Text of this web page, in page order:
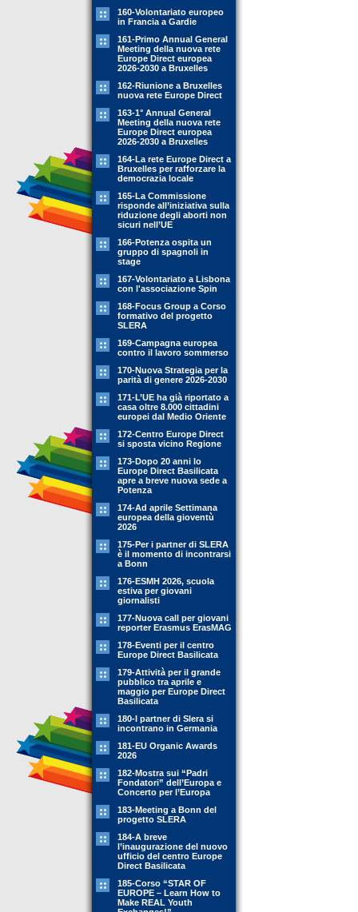
160-Volontariato europeo
in Francia a Gardie
161-Primo Annual General
Meeting della nuova rete
Europe Direct europea
2026-2030 a Bruxelles
162-Riunione a Bruxelles
nuova rete Europe Direct
163-1° Annual General
Meeting della nuova rete
Europe Direct europea
2026-2030 a Bruxelles
164-La rete Europe Direct a
Bruxelles per rafforzare la
democrazia locale
165-La Commissione
risponde all’iniziativa sulla
riduzione degli aborti non
sicuri nell’UE
166-Potenza ospita un
gruppo di spagnoli in
stage
167-Volontariato a Lisbona
con l'associazione Spin
168-Focus Group a Corso
formativo del progetto
SLERA
169-Campagna europea
contro il lavoro sommerso
170-Nuova Strategia per la
parità di genere 2026-2030
171-L’UE ha già riportato a
casa oltre 8.000 cittadini
europei dal Medio Oriente
172-Centro Europe Direct
si sposta vicino Regione
173-Dopo 20 anni lo
Europe Direct Basilicata
apre a breve nuova sede a
Potenza
174-Ad aprile Settimana
europea della gioventù
2026
175-Per i partner di SLERA
è il momento di incontrarsi
a Bonn
176-ESMH 2026, scuola
estiva per giovani
giornalisti
177-Nuova call per giovani
reporter Erasmus ErasMAG
178-Eventi per il centro
Europe Direct Basilicata
179-Attività per il grande
pubblico tra aprile e
maggio per Europe Direct
Basilicata
180-I partner di Slera si
incontrano in Germania
181-EU Organic Awards
2026
182-Mostra sui “Padri
Fondatori” dell’Europa e
Concerto per l’Europa
183-Meeting a Bonn del
progetto SLERA
184-A breve
l’inaugurazione del nuovo
ufficio del centro Europe
Direct Basilicata
185-Corso “STAR OF
EUROPE – Learn How to
Make REAL Youth